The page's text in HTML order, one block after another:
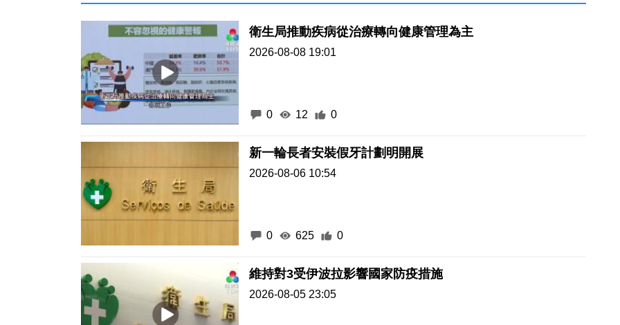
衛生局推動疾病從治療轉向健康管理為主
2026-08-08 19:01
0 12 0
新一輪長者安裝假牙計劃明開展
2026-08-06 10:54
0 625 0
維持對3受伊波拉影響國家防疫措施
2026-08-05 23:05